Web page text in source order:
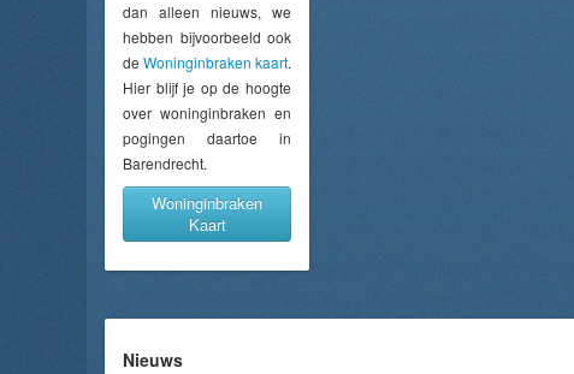
dan alleen nieuws, we
hebben bijvoorbeeld ook
de Woninginbraken kaart.
Hier blijf je op de hoogte
over woninginbraken en
pogingen daartoe in
Barendrecht.
Woninginbraken
Kaart
Nieuws